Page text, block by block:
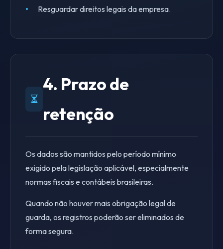
Resguardar direitos legais da empresa.
4. Prazo de
retenção
Os dados são mantidos pelo período mínimo
exigido pela legislação aplicável, especialmente
normas fiscais e contábeis brasileiras.
Quando não houver mais obrigação legal de
guarda, os registros poderão ser eliminados de
forma segura.